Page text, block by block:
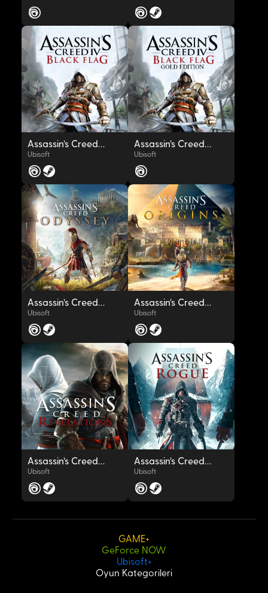
OYNAT OYNAT
OYNAT
Assassin’s Creed® IV Black Flag™
Ubisoft
OYNAT
Assassin’s Creed® IV Black Flag™ - Gold Edition
Ubisoft
OYNAT
Assassin’s Creed® Odyssey
Ubisoft
OYNAT
Assassin’s Creed® Origins
Ubisoft
Assassin’s Creed® Revelations
Ubisoft
OYNAT
Assassin’s Creed® Rogue
Ubisoft
GAME+
GeForce NOW
Ubisoft+
Oyun Kategorileri